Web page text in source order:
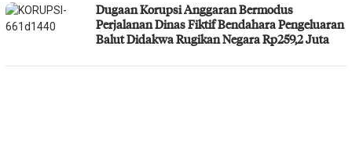
Dugaan Korupsi Anggaran Bermodus
Perjalanan Dinas Fiktif Bendahara Pengeluaran
Balut Didakwa Rugikan Negara Rp259,2 Juta